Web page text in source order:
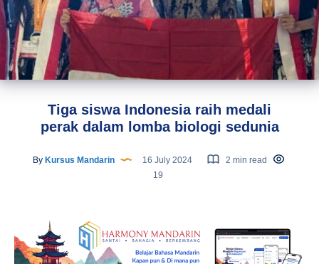
Tiga siswa Indonesia raih medali
perak dalam lomba biologi sedunia
By Kursus Mandarin 16 July 2024
2 min read
19